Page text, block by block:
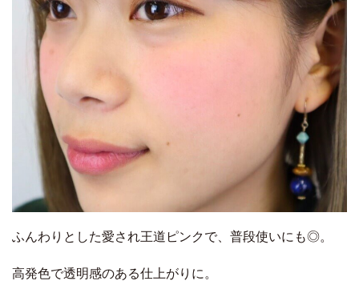
ふんわりとした愛され王道ピンクで、普段使いにも◎。
高発色で透明感のある仕上がりに。